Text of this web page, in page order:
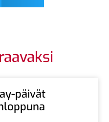
päivät